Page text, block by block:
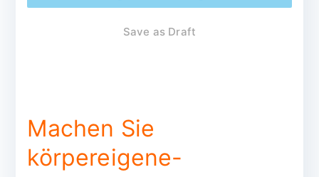
Save as Draft
Machen Sie
körpereigene-